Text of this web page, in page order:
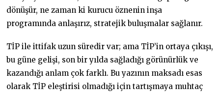
dönüşür, ne zaman ki kurucu öznenin inşa
programında anlaşırız, stratejik buluşmalar sağlanır.
TİP ile ittifak uzun süredir var; ama TİP’in ortaya çıkışı,
bu güne gelişi, son bir yılda sağladığı görünürlük ve
kazandığı anlam çok farklı. Bu yazının maksadı esas
olarak TİP eleştirisi olmadığı için tartışmaya muhtaç